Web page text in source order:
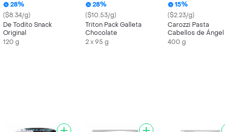
28%
($8.34/g)
De Todito Snack
Original
120 g
28%
($10.53/g)
Triton Pack Galleta
Chocolate
2 x 95 g
15%
($2.23/g)
Carozzi Pasta
Cabellos de Ángel
400 g